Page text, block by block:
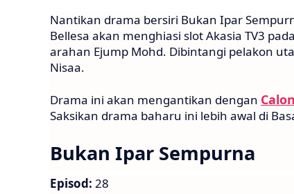
Nantikan drama bersiri Bukan Ipar
Bellesa akan menghiasi slot Akasia TV3
arahan Ejump Mohd. Dibintangi pelakon
Nisaa.
Drama ini akan mengantikan dengan
Saksikan drama baharu ini lebih awal di
Bukan Ipar Sempurna
Episod: 28